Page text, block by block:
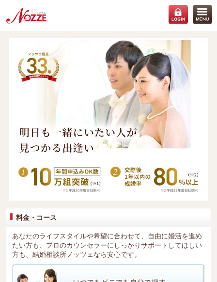
料金・コース
あなたのライフスタイルや希望に合わせて、自由に婚活を進め
たい方も、プロのカウンセラーにしっかりサポートしてほしい
方も、結婚相談所ノッツェなら安心です。